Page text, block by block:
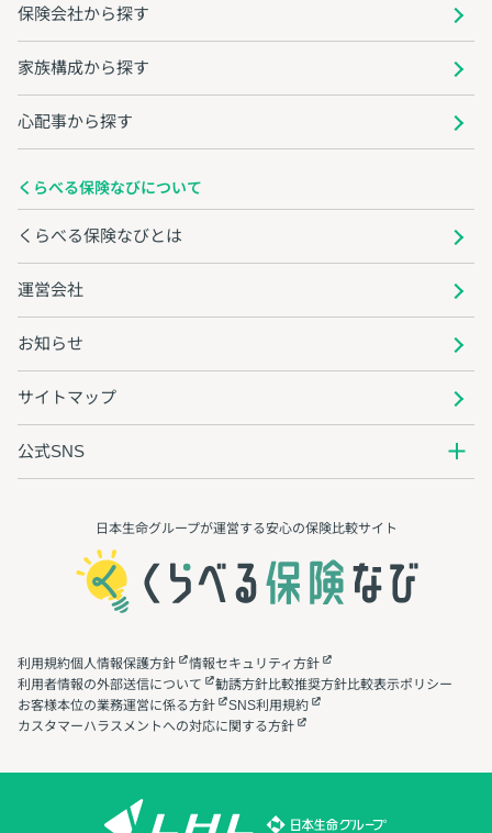
保険会社から探す
家族構成から探す
心配事から探す
くらべる保険なびについて
くらべる保険なびとは
運営会社
お知らせ
サイトマップ
公式SNS
日本生命グループが運営する安心の保険⽐較サイト
利用規約個人情報保護方針
情報セキュリティ方針
利用者情報の外部送信について
勧誘方針比較推奨方針比較表示ポリシー
お客様本位の業務運営に係る方針
SNS利用規約
カスタマーハラスメントへの対応に関する方針